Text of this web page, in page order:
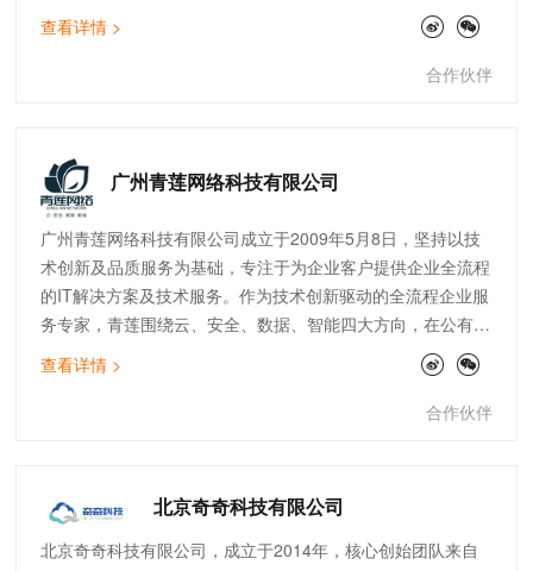
（SDWAN）为核心，致力于为客户提供高品质的云服务，助
力企业数字化转型。公司现拥有完善的技术团队，覆盖售前、
实施交付、开发、售后运维等。截止目前，中宇联已为快消零
查看详情 >
合作伙伴
广州青莲网络科技有限公司
广州青莲网络科技有限公司成立于2009年5月8日，坚持以技
术创新及品质服务为基础，专注于为企业客户提供企业全流程
的IT解决方案及技术服务。作为技术创新驱动的全流程企业服
务专家，青莲围绕云、安全、数据、智能四大方向，在公有
云、云安全、数据服务、IoT边缘计算、SAP上云咨询、自动
化运维等领域均有建树，已经成为全国上百家大型上市企业的
查看详情 >
合作伙伴
北京奇奇科技有限公司
北京奇奇科技有限公司，成立于2014年，核心创始团队来自